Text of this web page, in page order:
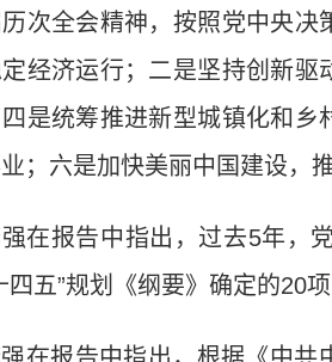
次全会精神，按照党中央
经济运行；二是坚持创新
是统筹推进新型城镇化和
；六是加快美丽中国建设，
在报告中指出，过去5年，
四五”规划《纲要》确定的20